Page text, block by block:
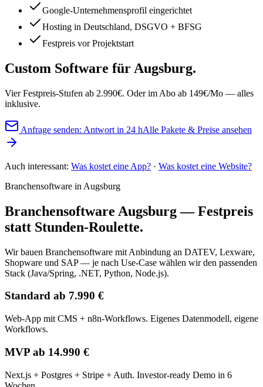
Google-Unternehmensprofil eingerichtet
Hosting in Deutschland, DSGVO + BFSG
Festpreis vor Projektstart
Custom Software für Augsburg.
Vier Festpreis-Stufen ab 2.990€. Oder im Abo ab 149€/Mo — alles
inklusive.
Anfrage senden: Antwort in 24 hAlle Pakete & Preise ansehen
Auch interessant: Was kostet eine App? · Was kostet eine Website?
Branchensoftware in Augsburg
Branchensoftware Augsburg — Festpreis
statt Stunden-Roulette.
Wir bauen Branchensoftware mit Anbindung an DATEV, Lexware,
Shopware und SAP — je nach Use-Case wählen wir den passenden
Stack (Java/Spring, .NET, Python, Node.js).
Standard ab 7.990 €
Web-App mit CMS + n8n-Workflows. Eigenes Datenmodell, eigene
Workflows.
MVP ab 14.990 €
Next.js + Postgres + Stripe + Auth. Investor-ready Demo in 6